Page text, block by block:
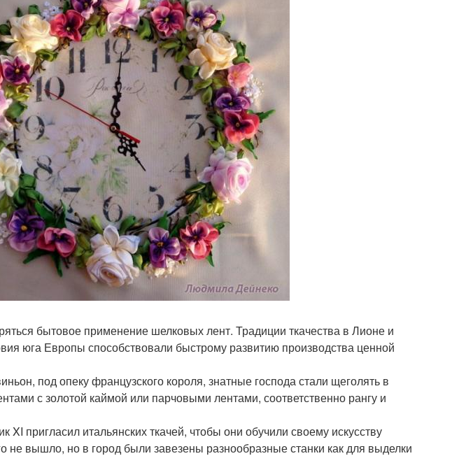
бытовое применение шелковых лент. Традиции ткачества в Лионе и
юга Европы способствовали быстрому развитию производства ценной
под опеку французского короля, знатные господа стали щеголять в
с золотой каймой или парчовыми лентами, соответственно рангу и
XI пригласил итальянских ткачей, чтобы они обучили своему искусству
не вышло, но в город были завезены разнообразные станки как для выделки